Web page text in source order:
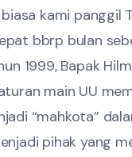
kami panggil
bbrp bulan
1999, Bapak
main UU
“mahkota”
pihak yang